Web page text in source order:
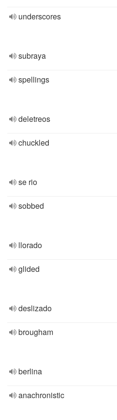
underscores
subraya
spellings
deletreos
chuckled
se rio
sobbed
llorado
glided
deslizado
brougham
berlina
anachronistic